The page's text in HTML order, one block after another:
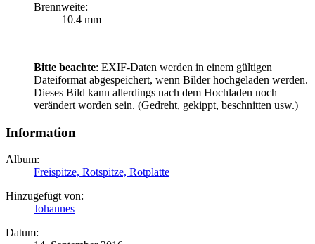
Brennweite:
10.4 mm
Bitte beachte: EXIF-Daten werden in einem gültigen
Dateiformat abgespeichert, wenn Bilder hochgeladen werden.
Dieses Bild kann allerdings nach dem Hochladen noch
verändert worden sein. (Gedreht, gekippt, beschnitten usw.)
Information
Album:
Freispitze, Rotspitze, Rotplatte
Hinzugefügt von:
Johannes
Datum: